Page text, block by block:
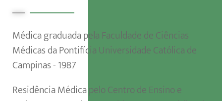
Médica graduada pela Faculdade de Ciências
Médicas da Pontifícia Universidade Católica de
Campinas - 1987
Residência Médica pelo Centro de Ensino e